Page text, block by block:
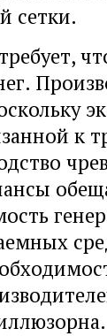
сетки.
к